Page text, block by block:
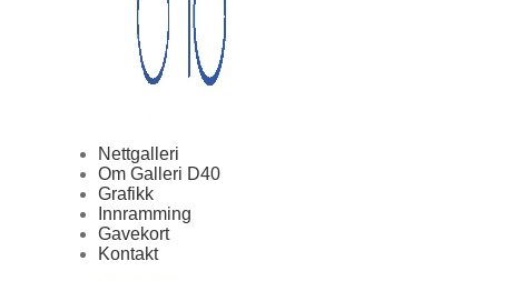
Nettgalleri
Om Galleri D40
Grafikk
Innramming
Gavekort
Kontakt